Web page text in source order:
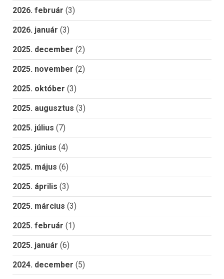
2026. február (3)
2026. január (3)
2025. december (2)
2025. november (2)
2025. október (3)
2025. augusztus (3)
2025. július (7)
2025. június (4)
2025. május (6)
2025. április (3)
2025. március (3)
2025. február (1)
2025. január (6)
2024. december (5)